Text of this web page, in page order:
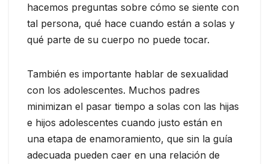
hacemos preguntas sobre cómo se siente con
tal persona, qué hace cuando están a solas y
qué parte de su cuerpo no puede tocar.
También es importante hablar de sexualidad
con los adolescentes. Muchos padres
minimizan el pasar tiempo a solas con las hijas
e hijos adolescentes cuando justo están en
una etapa de enamoramiento, que sin la guía
adecuada pueden caer en una relación de